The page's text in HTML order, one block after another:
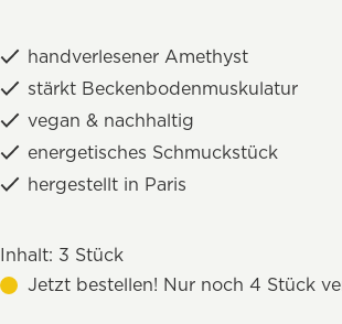
handverlesener Amethyst
stärkt Beckenbodenmuskulatur
vegan & nachhaltig
energetisches Schmuckstück
hergestellt in Paris
Inhalt: 3 Stück
Jetzt bestellen! Nur noch 4 Stück